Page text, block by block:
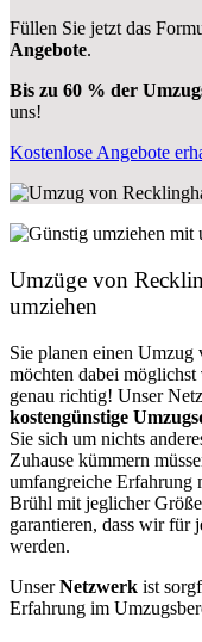
Füllen Sie jetzt das
Angebote.
Bis zu 60 % der
uns!
Kostenlose Angebote
Umzüge von
umziehen
Sie planen einen
möchten dabei möglichst
genau richtig! Unser
kostengünstige
Sie sich um nichts
Zuhause kümmern
umfangreiche Erfahrung
Brühl mit jeglicher
garantieren, dass wir für
werden.
UnserNetzwerk ist
Erfahrung im